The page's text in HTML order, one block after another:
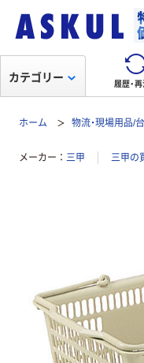
履歴・
カテゴリー
ホーム 物流・現場用品/
メーカー 三甲 三甲の